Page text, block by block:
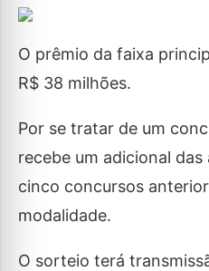
O prêmio da faixa
R$ 38 milhões.
Por se tratar de um
recebe um adicional
cinco concursos
modalidade.
O sorteio terá